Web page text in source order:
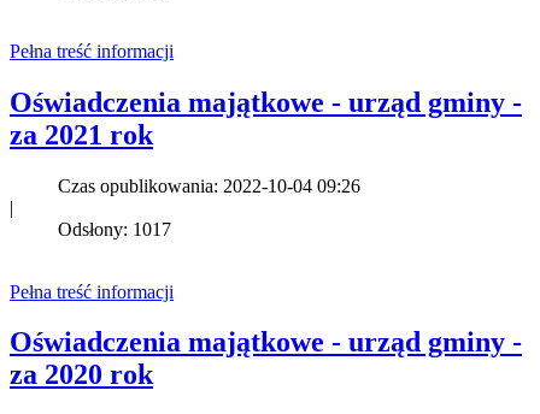
Pełna treść informacji
Oświadczenia majątkowe - urząd gminy -
za 2021 rok
Czas opublikowania: 2022-10-04 09:26
|
Odsłony: 1017
Pełna treść informacji
Oświadczenia majątkowe - urząd gminy -
za 2020 rok